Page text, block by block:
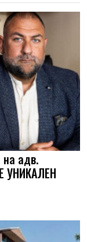
адв.
УНИКАЛЕН